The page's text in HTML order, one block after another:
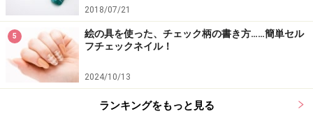
2018/07/21
5
絵の具を使った、チェック柄の書き方……簡単セル
フチェックネイル！
2024/10/13
ランキングをもっと見る